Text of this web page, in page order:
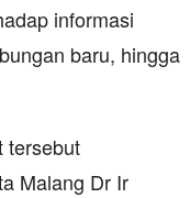
informasi
baru, hingga
tersebut
Malang Dr Ir